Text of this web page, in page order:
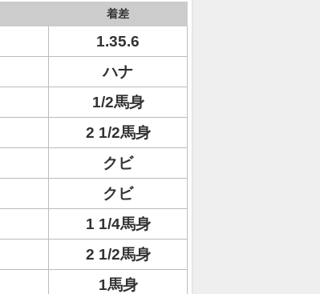
着差
1.35.6
ハナ
1/2馬身
2 1/2馬身
クビ
クビ
1 1/4馬身
2 1/2馬身
1馬身